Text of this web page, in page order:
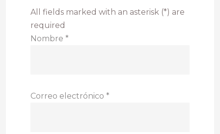
All fields marked with an asterisk (*) are
required
Nombre *
Correo electrónico *